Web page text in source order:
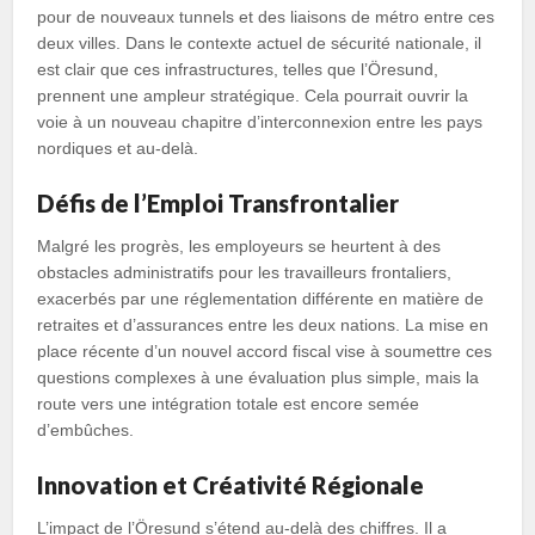
pour de nouveaux tunnels et des liaisons de métro entre ces
deux villes. Dans le contexte actuel de sécurité nationale, il
est clair que ces infrastructures, telles que l’Öresund,
prennent une ampleur stratégique. Cela pourrait ouvrir la
voie à un nouveau chapitre d’interconnexion entre les pays
nordiques et au-delà.
Défis de l’Emploi Transfrontalier
Malgré les progrès, les employeurs se heurtent à des
obstacles administratifs pour les travailleurs frontaliers,
exacerbés par une réglementation différente en matière de
retraites et d’assurances entre les deux nations. La mise en
place récente d’un nouvel accord fiscal vise à soumettre ces
questions complexes à une évaluation plus simple, mais la
route vers une intégration totale est encore semée
d’embûches.
Innovation et Créativité Régionale
L’impact de l’Öresund s’étend au-delà des chiffres. Il a